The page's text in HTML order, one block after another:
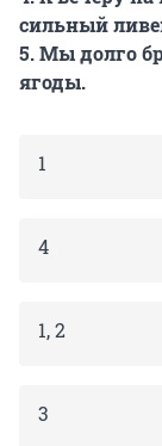
сильный
5. Мы долго
ягоды.
1
4
1, 2
3